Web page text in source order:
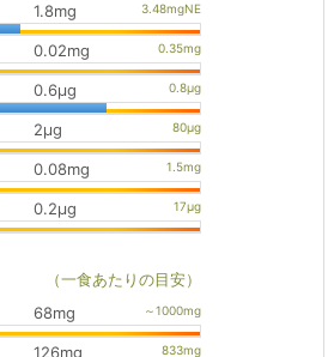
1.8mg
0.02mg
0.6μg
2μg
0.08mg
0.2μg
（一食あたりの目安）
68mg
126mg